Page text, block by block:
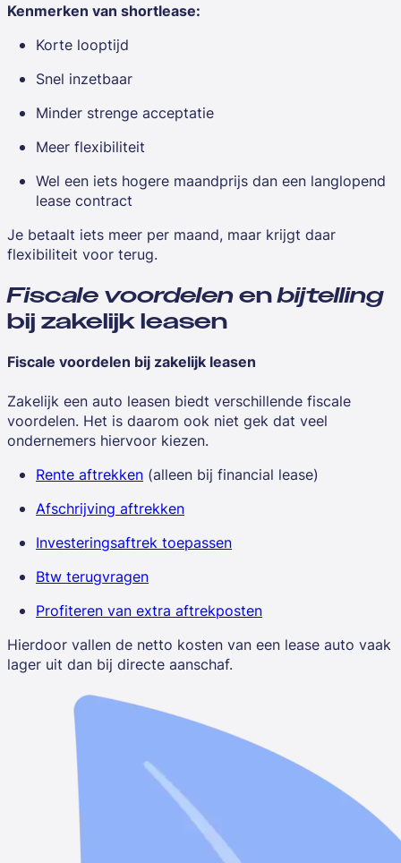
Kenmerken van shortlease:
Korte looptijd
Snel inzetbaar
Minder strenge acceptatie
Meer flexibiliteit
Wel een iets hogere maandprijs dan een langlopend
lease contract
Je betaalt iets meer per maand, maar krijgt daar
flexibiliteit voor terug.
Fiscale voordelen enbijtelling
bij zakelijk leasen
Fiscale voordelen bij zakelijk leasen
Zakelijk een auto leasen biedt verschillende fiscale
voordelen. Het is daarom ook niet gek dat veel
ondernemers hiervoor kiezen.
Rente aftrekken (alleen bij financial lease)
Afschrijving aftrekken
Investeringsaftrek toepassen
Btw terugvragen
Profiteren van extra aftrekposten
Hierdoor vallen de netto kosten van een lease auto vaak
lager uit dan bij directe aanschaf.